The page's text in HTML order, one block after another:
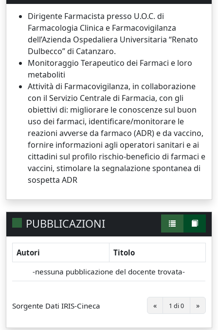
Dirigente Farmacista presso U.O.C. di
Farmacologia Clinica e Farmacovigilanza
dell’Azienda Ospedaliera Universitaria “Renato
Dulbecco” di Catanzaro.
Monitoraggio Terapeutico dei Farmaci e loro
metaboliti
Attività di Farmacovigilanza, in collaborazione
con il Servizio Centrale di Farmacia, con gli
obiettivi di: migliorare le conoscenze sul buon
uso dei farmaci, identificare/monitorare le
reazioni avverse da farmaco (ADR) e da vaccino,
fornire informazioni agli operatori sanitari e ai
cittadini sul profilo rischio-beneficio di farmaci e
vaccini, stimolare la segnalazione spontanea di
sospetta ADR
PUBBLICAZIONI
Autori
Titolo
-nessuna pubblicazione del docente trovata-
Sorgente Dati IRIS-Cineca « 1 di 0 »